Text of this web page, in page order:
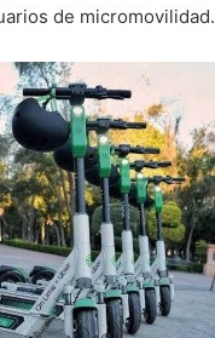
de micromovilidad.